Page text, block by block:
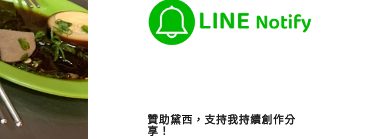
贊助黛西，支持我持續創作分
享！